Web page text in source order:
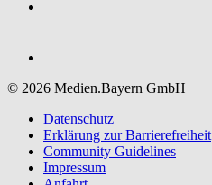
© 2026 Medien.Bayern GmbH
Datenschutz
Erklärung zur Barriere­freiheit
Community Guidelines
Impressum